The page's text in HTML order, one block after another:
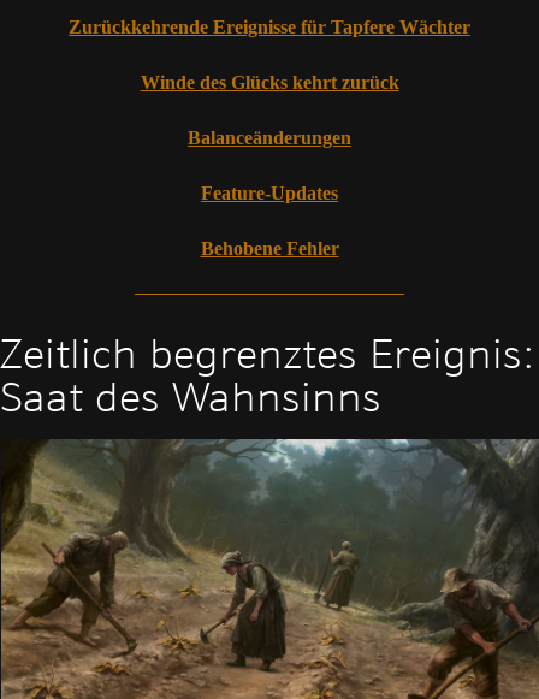
Zurückkehrende Ereignisse für Tapfere Wächter
Winde des Glücks kehrt zurück
Balanceänderungen
Feature-Updates
Behobene Fehler
Zeitlich begrenztes Ereignis:
Saat des Wahnsinns